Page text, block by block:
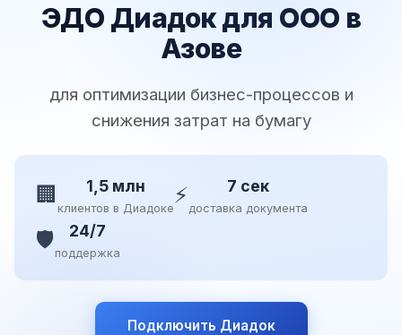
ЭДО Диадок для ООО в
Азове
для оптимизации бизнес-процессов и
снижения затрат на бумагу
🏢 1,5 млн
клиентов в Диадоке⚡ 7 сек
доставка документа
🛡️ 24/7
поддержка
Подключить Диадок